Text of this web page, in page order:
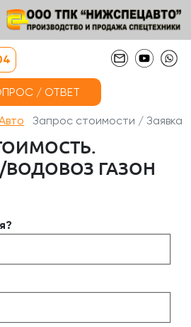
/ ОТВЕТ
Запрос стоимости / Заявка
ГАЗОН